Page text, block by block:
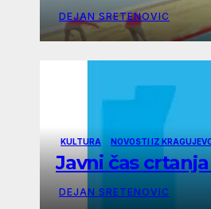
DEJAN SRETENOVIC
KULTURA NOVOSTI IZ
Javni čas
DEJAN SRETENOVIC